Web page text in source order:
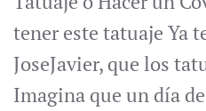
tener este tatuaje Ya
JoseJavier, que los
Imagina que un día